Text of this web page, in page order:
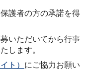
護者の方の承諾を得
いただいてから行事
します。
ト） にご協力お願い